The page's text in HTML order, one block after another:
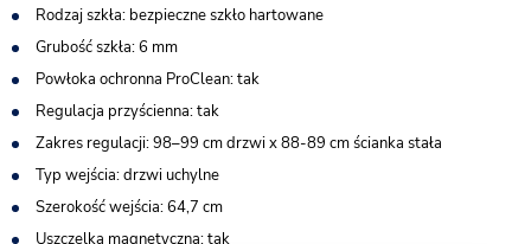
Rodzaj szkła: bezpieczne szkło hartowane
Grubość szkła: 6 mm
Powłoka ochronna ProClean: tak
Regulacja przyścienna: tak
Zakres regulacji: 98–99 cm drzwi x 88-89 cm ścianka stała
Typ wejścia: drzwi uchylne
Szerokość wejścia: 64,7 cm
Uszczelka magnetyczna: tak